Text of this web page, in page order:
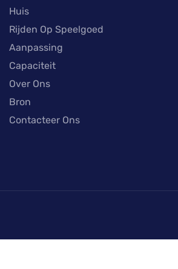
Huis
Rijden Op Speelgoed
Aanpassing
Capaciteit
Over Ons
Bron
Contacteer Ons